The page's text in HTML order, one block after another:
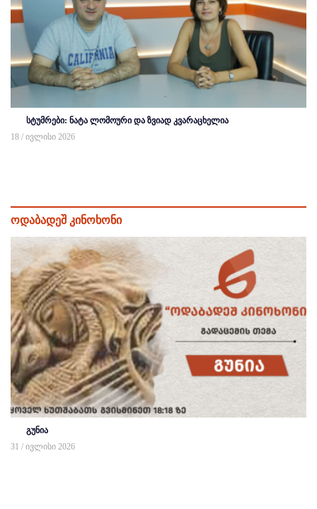
სტუმრები: ნატა ლომოური და ზვიად კვარაცხელია
18 / ივლისი 2026
ოდაბადეშ კინოხონი
გუნია
31 / ივლისი 2026